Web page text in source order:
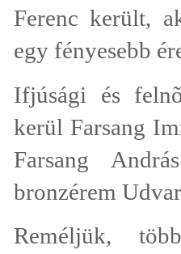
Ferenc került,
egy fényesebb
Ifjúsági és
kerül Farsang
Farsang
bronzérem
Reméljük,